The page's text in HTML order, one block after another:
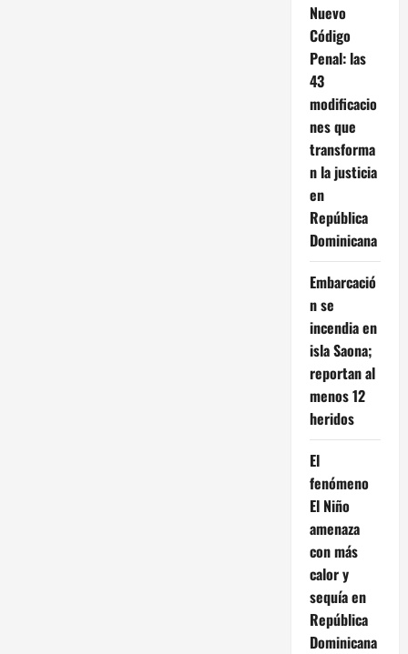
Nuevo
Código
Penal: las
43
modificacio
nes que
transforma
n la justicia
en
República
Dominicana
Embarcació
n se
incendia en
isla Saona;
reportan al
menos 12
heridos
El
fenómeno
El Niño
amenaza
con más
calor y
sequía en
República
Dominicana